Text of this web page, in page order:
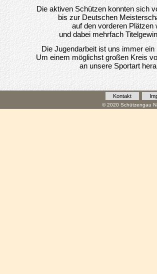
Die aktiven Schützen konnten sich
bis zur Deutschen
auf den vorderen Plätzen
und dabei mehrfach
Die Jugendarbeit ist uns immer
Um einem möglichst großen Kreis
an unsere Sportart
Kontakt
© 2020 Schützengau